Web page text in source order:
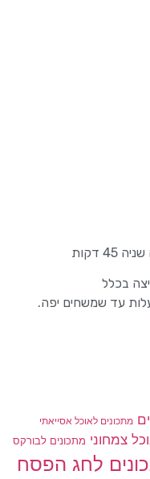
דקות
בכלל
מתכונים לאוכל אסייאתי
צמחוני מתכונים לבורקס
לחג הפסח